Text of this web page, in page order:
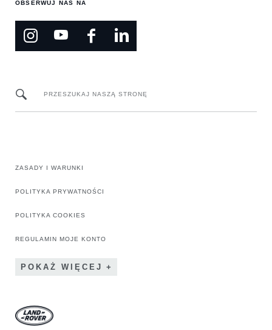
OBSERWUJ NAS NA
PRZESZUKAJ NASZĄ STRONĘ
ZASADY I WARUNKI
POLITYKA PRYWATNOŚCI
POLITYKA COOKIES
REGULAMIN MOJE KONTO
POKAŻ WIĘCEJ